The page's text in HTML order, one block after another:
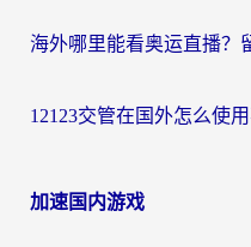
加速国内游戏